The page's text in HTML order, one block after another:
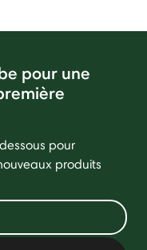
pour une
pour
produits